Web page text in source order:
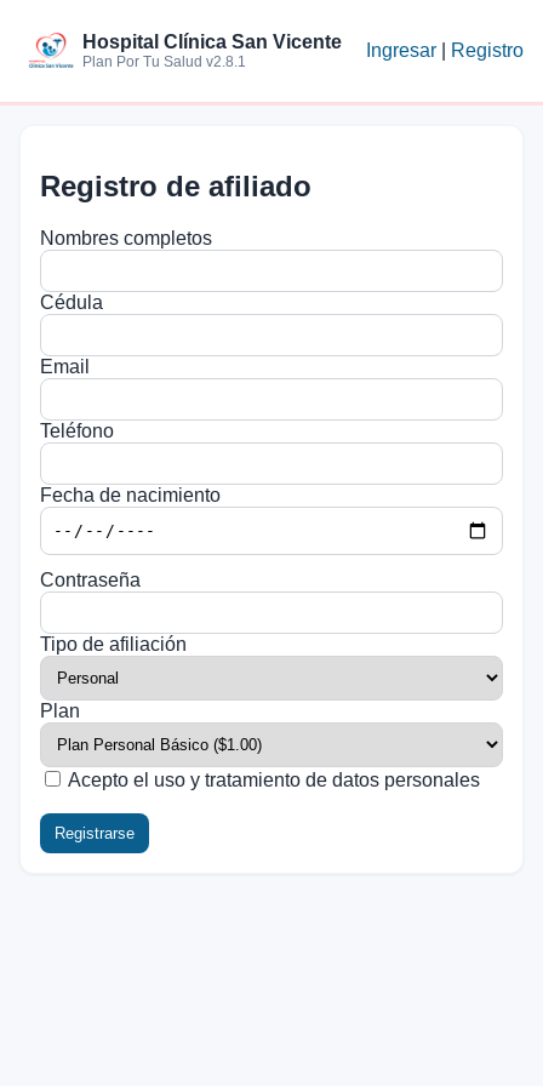
Hospital Clínica San Vicente
Plan Por Tu Salud v2.8.1
Ingresar Registro
Registro de afiliado
Nombres completos
Cédula
Email
Teléfono
Fecha de nacimiento
Contraseña
Tipo de afiliación
Plan
Acepto el uso y tratamiento de datos personales
Registrarse